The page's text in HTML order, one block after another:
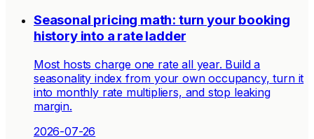
Seasonal pricing math: turn your booking
history into a rate ladder
Most hosts charge one rate all year. Build a
seasonality index from your own occupancy, turn it
into monthly rate multipliers, and stop leaking
margin.
2026-07-26